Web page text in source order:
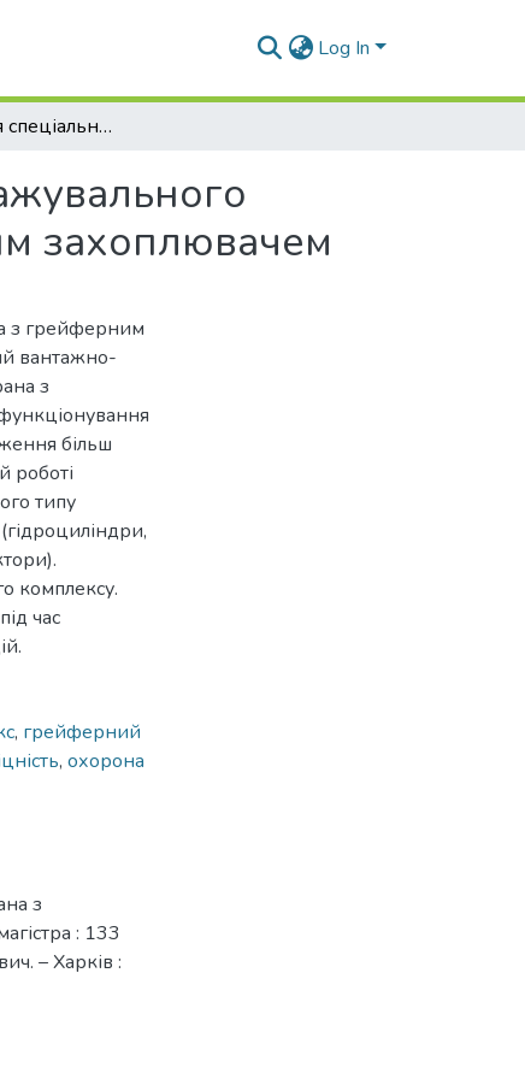
Log In
Модернізація спеціального вантажно-перевантажувального комплексу на базі козлового крана з грейферним захоплювачем
захоплювачем
з грейферним
вантажно-
з
більш
роботі
типу
комплексу.
час
, грейферний
, охорона
з
: 133
– Харків :